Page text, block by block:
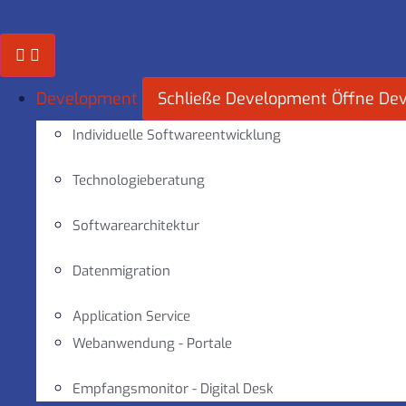
Inhalt
springen
Development
Schließe Development Öffne
Individuelle Softwareentwicklung
Technologieberatung
Softwarearchitektur
Datenmigration
Application Service
Webanwendung - Portale
Empfangsmonitor - Digital Desk